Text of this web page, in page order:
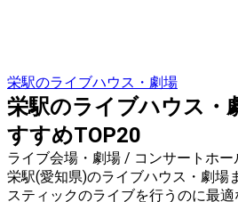
栄駅のライブハウス・劇場
栄駅のライブハウス・
すすめTOP20
ライブ会場・劇場 / コンサートホー
栄駅(愛知県)のライブハウス・劇場
スティックのライブを行うのに最